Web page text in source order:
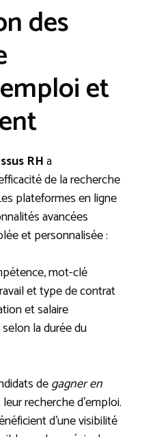
des
et
RHa
de la recherche
plateformes en ligne
avancées
et personnalisée :
mot-clé
et type de contrat
et salaire
la durée du
degagner en
recherche d’emploi.
d’une visibilité